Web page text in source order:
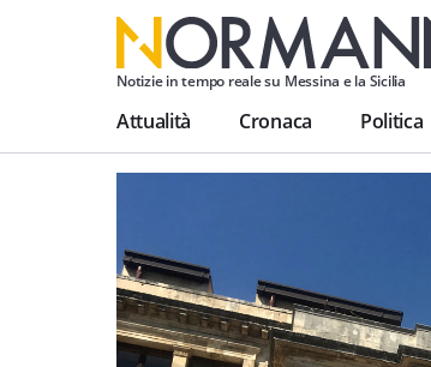
Notizie in tempo reale su Messina e la Sicilia
Attualità Cronaca Politica